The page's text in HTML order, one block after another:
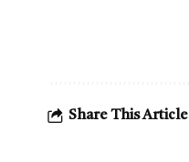
Share This Article